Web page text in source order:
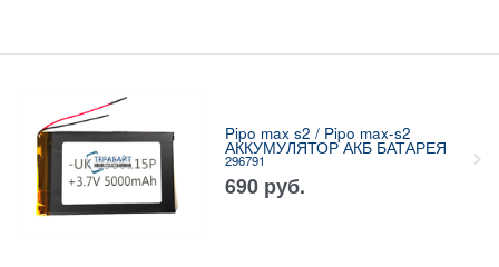
Pipo max s2 / Pipo max-s2
АККУМУЛЯТОР АКБ БАТАРЕЯ
296791
690 руб.